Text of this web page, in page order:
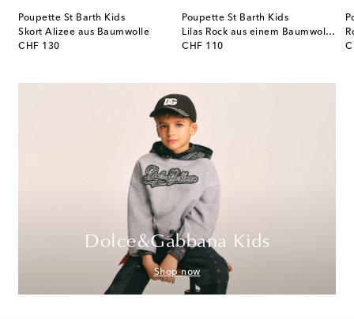
Poupette St Barth Kids
Skort Alizee aus Baumwolle
CHF 130
original price
Poupette St Barth Kids
Lilas Rock aus einem Baumwollgemisch
CHF 110
original price
Dolce&Gabbana Kids
Shop now